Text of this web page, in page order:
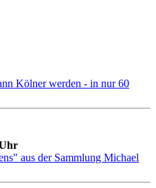
Kölner werden - in nur 60
aus der Sammlung Michael